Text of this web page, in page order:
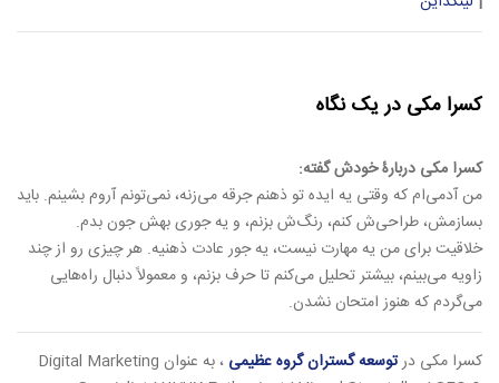
کسرا مکی در یک نگاه
کسرا مکی دربارۀ خودش گفته:
من آدمی‌ام که وقتی یه ایده تو ذهنم جرقه می‌زنه، نمی‌تونم آروم بشینم. باید
بسازمش، طراحی‌ش کنم، رنگ‌ش بزنم، و یه جوری بهش جون بدم.
خلاقیت برای من یه مهارت نیست، یه جور عادت ذهنیه. هر چیزی رو از چند
زاویه می‌بینم، بیشتر تحلیل می‌کنم تا حرف بزنم، و معمولاً دنبال راه‌هایی
می‌گردم که هنوز امتحان نشدن.
کسرا مکی درتوسعه گستران گروه عظیمی
، به عنوان Digital Marketing